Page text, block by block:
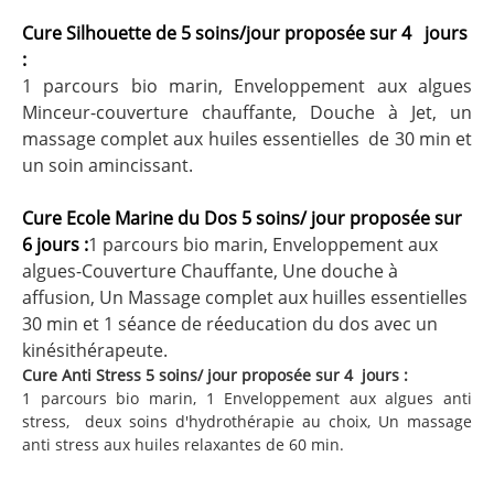
Cure Silhouette de 5 soins/jour proposée sur 4 jours
:
1 parcours bio marin, Enveloppement aux algues
Minceur-couverture chauffante, Douche à Jet, un
massage complet aux huiles essentielles de 30 min et
un soin amincissant.
Cure Ecole Marine du Dos 5 soins/ jour proposée sur
6 jours :1 parcours bio marin, Enveloppement aux
algues-Couverture Chauffante, Une douche à
affusion, Un Massage complet aux huilles essentielles
30 min et 1 séance de réeducation du dos avec un
kinésithérapeute.
Cure Anti Stress 5 soins/ jour proposée sur 4 jours :
1 parcours bio marin, 1 Enveloppement aux algues anti
stress, deux soins d'hydrothérapie au choix, Un massage
anti stress aux huiles relaxantes de 60 min.